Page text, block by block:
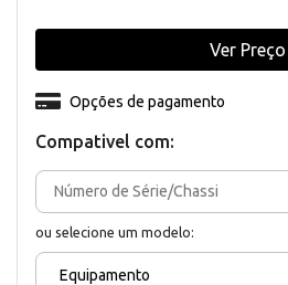
Compativel com:
ou selecione um modelo:
Equipamento
Opções de pagamento
Ver Preço